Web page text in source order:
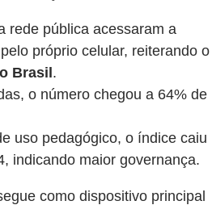
rede pública acessaram a
próprio celular, reiterando o
Brasil.
o número chegou a 64% de
uso pedagógico, o índice caiu
indicando maior governança.
como dispositivo principal